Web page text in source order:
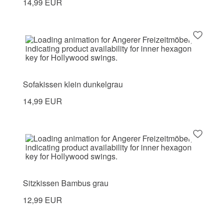
14,99 EUR
Sofakissen klein dunkelgrau
14,99 EUR
Sitzkissen Bambus grau
12,99 EUR